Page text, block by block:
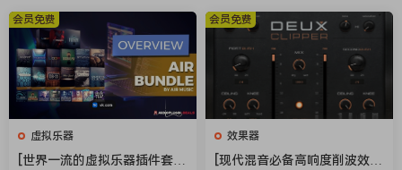
虚拟乐器
[世界一流的虚拟乐器插件套
会员免费
效果器
[现代混音必备高响度削波效果
会员免费